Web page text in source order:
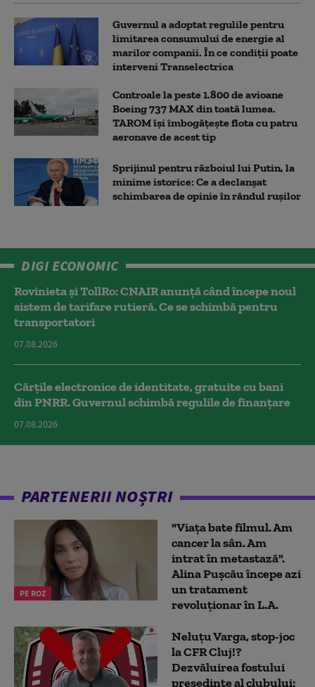
Guvernul a adoptat regulile pentru
limitarea consumului de energie al
marilor companii. În ce condiții poate
interveni Transelectrica
Controale la peste 1.800 de avioane
Boeing 737 MAX din toată lumea.
TAROM își îmbogățește flota cu patru
aeronave de acest tip
Sprijinul pentru războiul lui Putin, la
minime istorice: Ce a declanșat
schimbarea de opinie în rândul rușilor
DIGI ECONOMIC
Rovinieta și TollRo: CNAIR anunță când începe noul
sistem de tarifare rutieră. Ce se schimbă pentru
transportatori
07.08.2026
Cărțile electronice de identitate, gratuite cu bani
din PNRR. Guvernul schimbă regulile de finanțare
07.08.2026
PARTENERII NOȘTRI
PE ROZ
"Viața bate filmul. Am
cancer la sân. Am
intrat în metastază".
Alina Pușcău începe azi
un tratament
revoluționar în L.A.
Neluțu Varga, stop-joc
la CFR Cluj!?
Dezvăluirea fostului
președinte al clubului: